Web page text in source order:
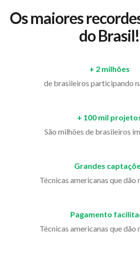
Os maiores
do Brasil!
+ 2 milhões
de brasileiros participando
+ 100 mil
São milhões de brasileiros
Grandes
Técnicas americanas que
Pagamento
Técnicas americanas que